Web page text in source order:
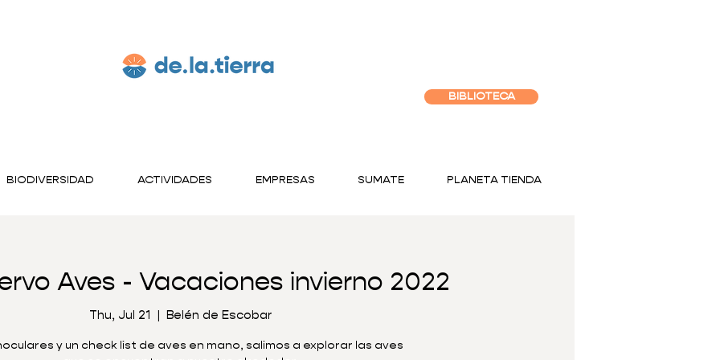
BIBLIOTECA
BIODIVERSIDAD ACTIVIDADES EMPRESAS SUMATE PLANETA TIENDA
Aves - Vacaciones invierno 2022
Thu, Jul 21 Belén de Escobar
y un check list de aves en mano, salimos a explorar las aves